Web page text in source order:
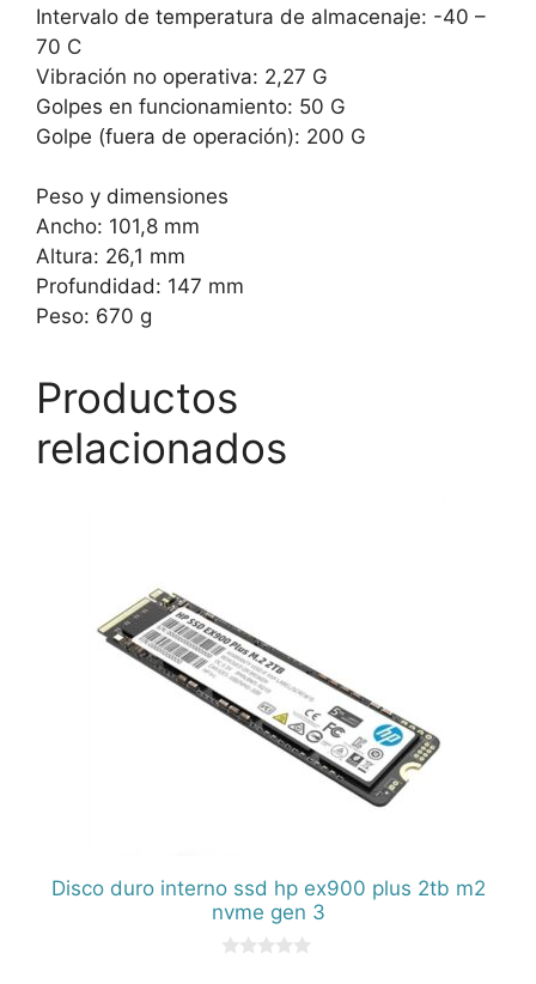
Intervalo de temperatura de almacenaje: -40 –
70 C
Vibración no operativa: 2,27 G
Golpes en funcionamiento: 50 G
Golpe (fuera de operación): 200 G
Peso y dimensiones
Ancho: 101,8 mm
Altura: 26,1 mm
Profundidad: 147 mm
Peso: 670 g
Productos
relacionados
Disco duro interno ssd hp ex900 plus 2tb m2
nvme gen 3